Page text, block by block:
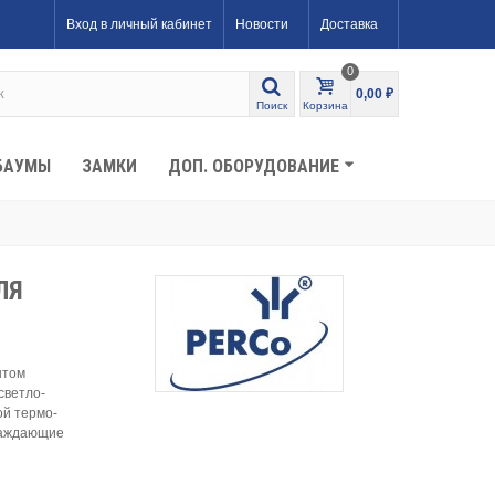
Доставка
Новости
Вход в личный кабинет
Поиск Корзина
0
0,00 ₽
ЗАМКИ ДОП. ОБОРУДОВАНИЕ
термо-